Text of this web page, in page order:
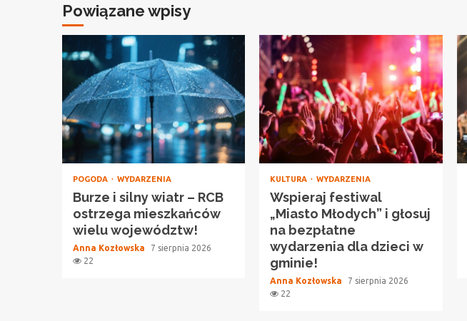
Powiązane wpisy
POGODA WYDARZENIA
Burze i silny wiatr – RCB
ostrzega mieszkańców
wielu województw!
Anna Kozłowska
7 sierpnia 2026
22
KULTURA WYDARZENIA
Wspieraj festiwal
„Miasto Młodych” i głosuj
na bezpłatne
wydarzenia dla dzieci w
gminie!
Anna Kozłowska
7 sierpnia 2026
22